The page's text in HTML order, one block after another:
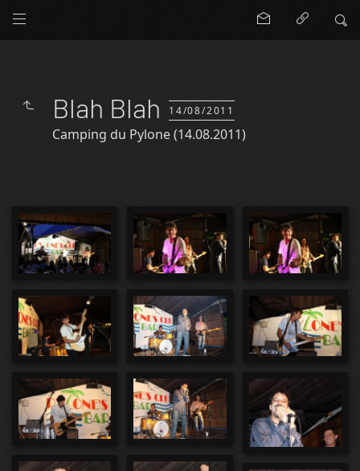
Blah Blah 14/08/2011
Camping du Pylone (14.08.2011)